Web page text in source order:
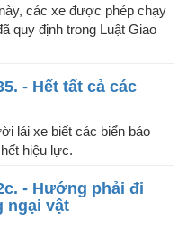
các xe được phép chạy
quy định trong Luật Giao
- Hết tất cả các
lái xe biết các biển báo
hiệu lực.
- Hướng phải đi
ngại vật